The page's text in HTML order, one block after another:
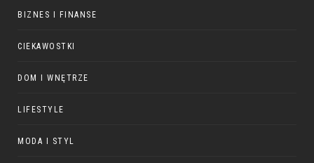
BIZNES I FINANSE
CIEKAWOSTKI
DOM I WNĘTRZE
LIFESTYLE
MODA I STYL